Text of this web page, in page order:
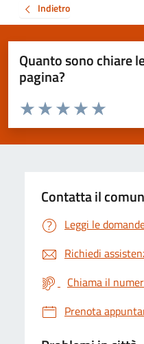
Indietro
Quanto sono chiare
pagina?
Valuta da 1 a 5 stelle la pagina
Valuta 5
Valuta 4 stelle
Valuta 3 stelle su 5
Valuta 2 stelle su 5
Valuta 1 stelle su 5
Contatta il
Leggi le
Richiedi
Chiama il
Prenota